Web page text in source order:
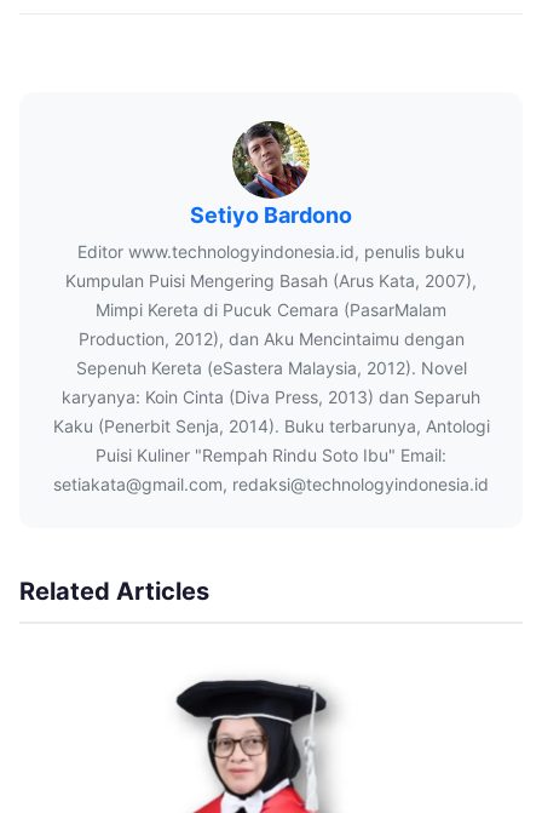
Setiyo Bardono
Editor www.technologyindonesia.id, penulis buku
Kumpulan Puisi Mengering Basah (Arus Kata, 2007),
Mimpi Kereta di Pucuk Cemara (PasarMalam
Production, 2012), dan Aku Mencintaimu dengan
Sepenuh Kereta (eSastera Malaysia, 2012). Novel
karyanya: Koin Cinta (Diva Press, 2013) dan Separuh
Kaku (Penerbit Senja, 2014). Buku terbarunya, Antologi
Puisi Kuliner "Rempah Rindu Soto Ibu" Email:
setiakata@gmail.com, redaksi@technologyindonesia.id
Related Articles